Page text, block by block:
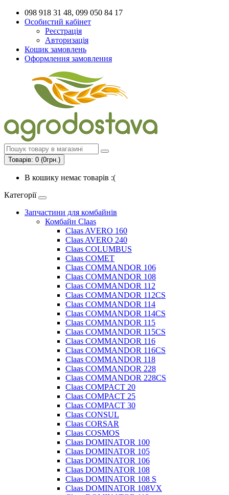
098 918 31 48, 099 050 84 17
Особистий кабінет
Реєстрація
Авторизація
Кошик замовлень
Оформлення замовлення
Товарів: 0 (0грн.)
В кошику немає товарів :(
Категорії
Запчастини для комбайнів
Комбайн Claas
Claas AVERO 160
Claas AVERO 240
Claas COLUMBUS
Claas COMET
Claas COMMANDOR 106
Claas COMMANDOR 108
Claas COMMANDOR 112
Claas COMMANDOR 112CS
Claas COMMANDOR 114
Claas COMMANDOR 114CS
Claas COMMANDOR 115
Claas COMMANDOR 115CS
Claas COMMANDOR 116
Claas COMMANDOR 116CS
Claas COMMANDOR 118
Claas COMMANDOR 228
Claas COMMANDOR 228CS
Claas COMPACT 20
Claas COMPACT 25
Claas COMPACT 30
Claas CONSUL
Claas CORSAR
Claas COSMOS
Claas DOMINATOR 100
Claas DOMINATOR 105
Claas DOMINATOR 106
Claas DOMINATOR 108
Claas DOMINATOR 108 S
Claas DOMINATOR 108VX